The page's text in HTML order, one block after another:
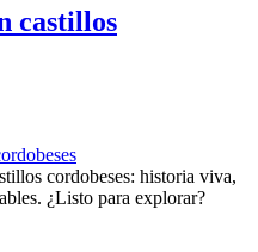
castillos
cordobeses: historia viva,
¿Listo para explorar?